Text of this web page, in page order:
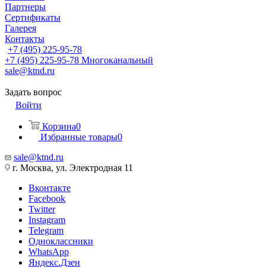
Партнеры
Сертификаты
Галерея
Контакты
+7 (495) 225-95-78
+7 (495) 225-95-78 Многоканальный
sale@ktnd.ru
Задать вопрос
Войти
Корзина0
Избранные товары0
sale@ktnd.ru
г. Москва, ул. Электродная 11
Вконтакте
Facebook
Twitter
Instagram
Telegram
Одноклассники
WhatsApp
Яндекс.Дзен